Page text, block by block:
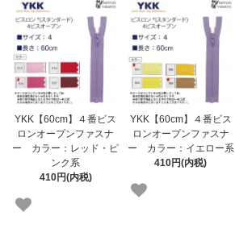
YKK【60cm】４番ビス
ロンオープンファスナ
ー カラー：レッド・ピ
ンク系
410円(内税)
YKK【60cm】４番ビス
ロンオープンファスナ
ー カラー：イエロー系
410円(内税)